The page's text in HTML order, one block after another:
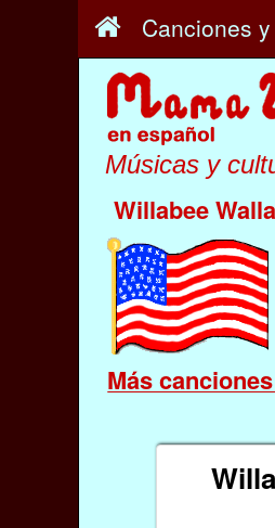
Canciones
Músicas y
Willabee
Más